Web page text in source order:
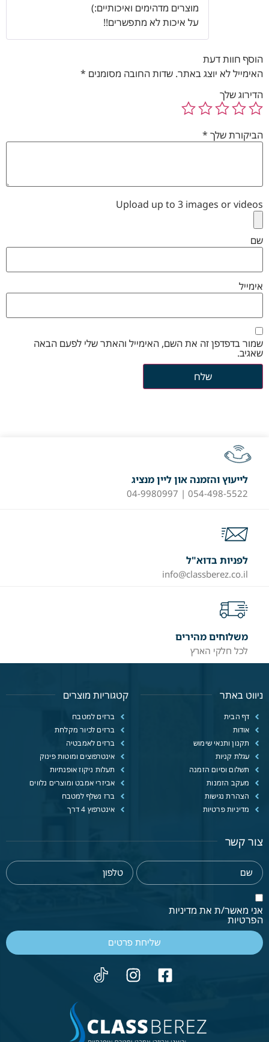
מוצרים מדהימים ואיכותיים:)
על איכות לא מתפשרים!!
הוסף חוות דעת
האימייל לא יוצג באתר. שדות החובה מסומנים *
הדירוג שלך
הביקורת שלך *
Upload up to 3 images or videos
שם
אימייל
שמור בדפדפן זה את השם, האימייל והאתר שלי לפעם הבאה
שאגיב.
לייעוץ והזמנה און ליין מנציג
054-498-5522 | 04-9980997
לפניות בדוא"ל
info@classberez.co.il
משלוחים מהירים
לכל חלקי הארץ
ניווט באתר
דף הבית
אודות
תקנון ותנאי שימוש
עגלת קניות
תשלום וסיום הזמנה
מעקב הזמנות
הצהרת נגישות
מדיניות פרטיות
קטגוריות מוצרים
ברזים למטבח
ברזים לכיור מקלחת
ברזים לאמבטיה
אינטרפוצים ומוטות פינוק
תעלות ניקוז אופנתיות
אביזרי אמבט ומוצרים נלווים
ברז נשלף למטבח
אינטרפוץ 4 דרך
צור קשר
אני מאשר/ת את מדיניות
הפרטיות
שליחת פרטים